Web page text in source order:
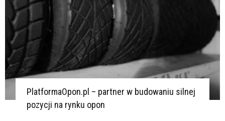
PlatformaOpon.pl – partner w budowaniu silnej
pozycji na rynku opon